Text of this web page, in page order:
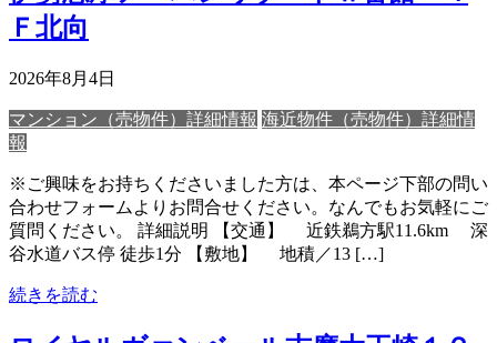
Ｆ北向
2026年8月4日
マンション（売物件）詳細情報 海近物件（売物件）詳細情
報
※ご興味をお持ちくださいました方は、本ページ下部の問い
合わせフォームよりお問合せください。なんでもお気軽にご
質問ください。 詳細説明 【交通】 近鉄鵜方駅11.6km 深
谷水道バス停 徒歩1分 【敷地】 地積／13 […]
続きを読む